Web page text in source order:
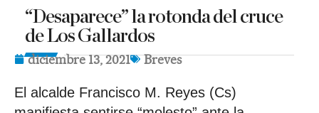
“Desaparece” la rotonda del cruce
de Los Gallardos
diciembre 13, 2021 Breves
El alcalde Francisco M. Reyes (Cs)